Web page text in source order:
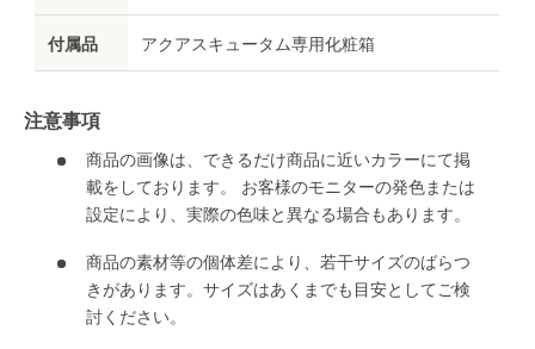
付属品 アクアスキュータム専用化粧箱
注意事項
商品の画像は、できるだけ商品に近いカラーにて掲
載をしております。 お客様のモニターの発色または
設定により、実際の色味と異なる場合もあります。
商品の素材等の個体差により、若干サイズのばらつ
きがあります。サイズはあくまでも目安としてご検
討ください。